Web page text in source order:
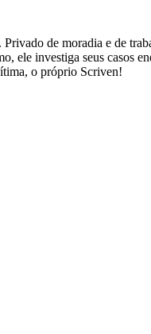
de moradia e de
ele investiga seus casos
o próprio Scriven!